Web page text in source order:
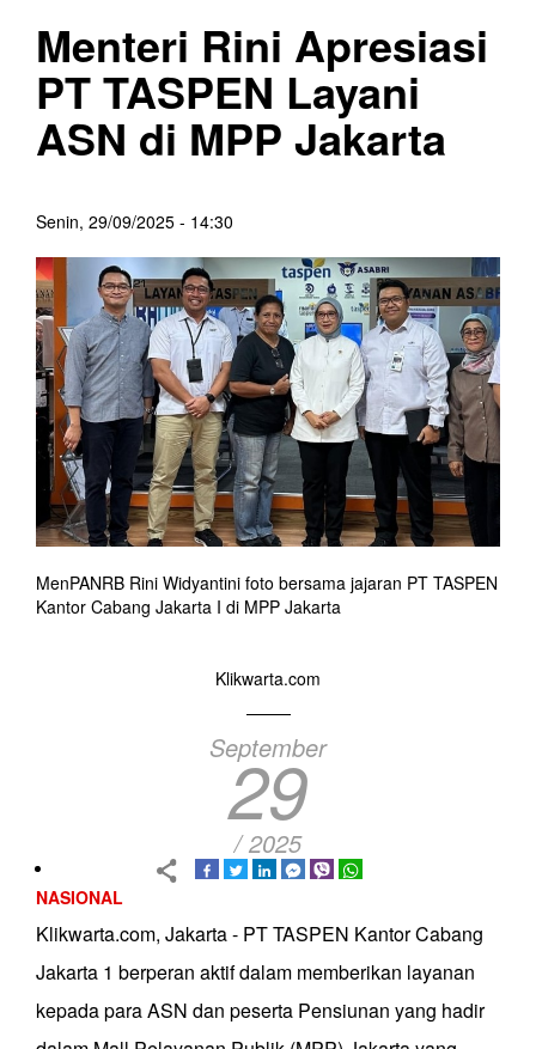
Menteri Rini Apresiasi
PT TASPEN Layani
ASN di MPP Jakarta
Senin, 29/09/2025 - 14:30
MenPANRB Rini Widyantini foto bersama jajaran PT TASPEN
Kantor Cabang Jakarta I di MPP Jakarta
Klikwarta.com
September
29
/ 2025
NASIONAL
Klikwarta.com, Jakarta - PT TASPEN Kantor Cabang
Jakarta 1 berperan aktif dalam memberikan layanan
kepada para ASN dan peserta Pensiunan yang hadir